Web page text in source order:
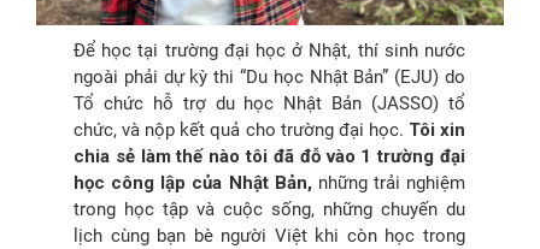
Để học tại trường đại học ở Nhật, thí sinh nước
ngoài phải dự kỳ thi “Du học Nhật Bản” (EJU) do
Tổ chức hỗ trợ du học Nhật Bản (JASSO) tổ
chức, và nộp kết quả cho trường đại học. Tôi xin
chia sẻ làm thế nào tôi đã đỗ vào 1 trường đại
học công lập của Nhật Bản, những trải nghiệm
trong học tập và cuộc sống, những chuyến du
lịch cùng bạn bè người Việt khi còn học trong